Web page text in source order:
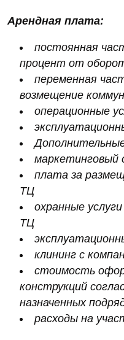
Арендная плата:
постоянная
процент от
переменная
возмещение
операционные
маркетинговый
плата за
ТЦ
охранные
ТЦ
клининг с
стоимость
конструкций
назначенных
расходы на